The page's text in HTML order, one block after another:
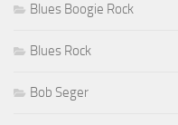
Blues Boogie Rock
Blues Rock
Bob Seger